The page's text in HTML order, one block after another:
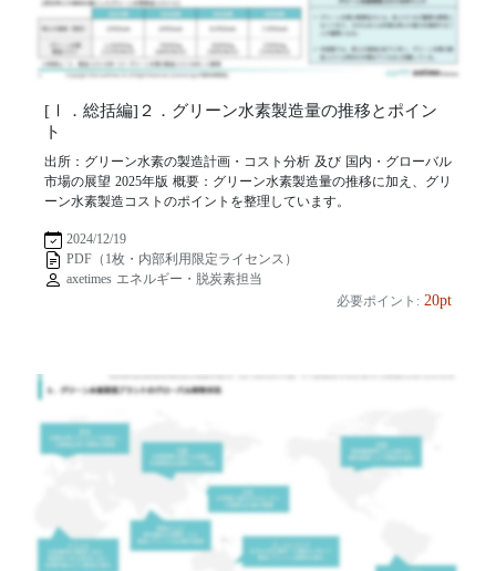
[Ⅰ．総括編]２．グリーン水素製造量の推移とポイン
ト
出所：グリーン水素の製造計画・コスト分析 及び 国内・グローバル
市場の展望 2025年版 概要：グリーン水素製造量の推移に加え、グリ
ーン水素製造コストのポイントを整理しています。
2024/12/19
PDF（1枚・内部利用限定ライセンス）
axetimes エネルギー・脱炭素担当
必要ポイント: 20pt